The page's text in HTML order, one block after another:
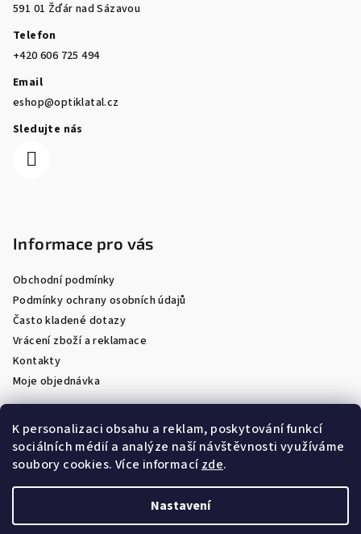
K personalizaci obsahu a reklam, poskytování funkcí
sociálních médií a analýze naší návštěvnosti využíváme
soubory cookies. Více informacízde.
Nastavení
591 01 Žďár nad Sázavou
Telefon
+420 606 725 494
Email
eshop@optiklatal.cz
Sledujte nás
Informace pro vás
Obchodní podmínky
Podmínky ochrany osobních údajů
Často kladené dotazy
Vrácení zboží a reklamace
Kontakty
Moje objednávka
Facebook